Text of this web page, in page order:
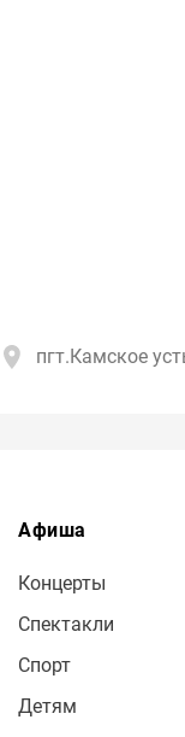
пгт.Камское
Афиша
Концерты
Спектакли
Спорт
Детям